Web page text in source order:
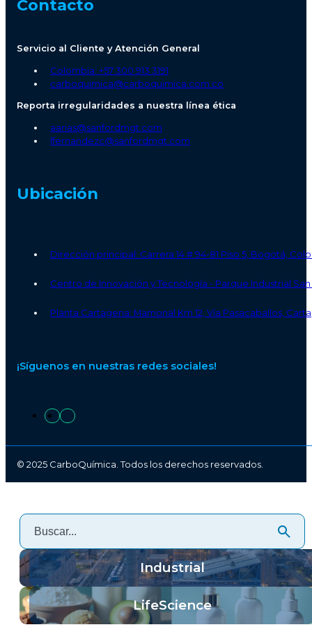
Contacto
Servicio al Cliente y Atención General
Colombia: +57 300 913 3191
carboquimica@carboquimica.com.co
Reporta irregularidades a nuestra línea ética
aarias@sanfordmgt.com
lfernandezc@sanfordmgt.com
Ubicación
Dirección principal: Carrera 14 # 94-81 Piso 5, Bogotá,
Centro de Innovación y Tecnología - Parque Industrial
Planta Cartagena: Mamonal Km 12, Vía Pasacaballos,
¡Síguenos en nuestras redes sociales!
© 2025 CarboQuímica. Todos los derechos reservados.
Industrial
LifeScience